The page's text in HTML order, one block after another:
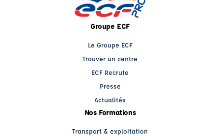
Groupe ECF
Le Groupe ECF
Trouver un centre
ECF Recrute
Presse
Actualités
Nos Formations
Transport & exploitation